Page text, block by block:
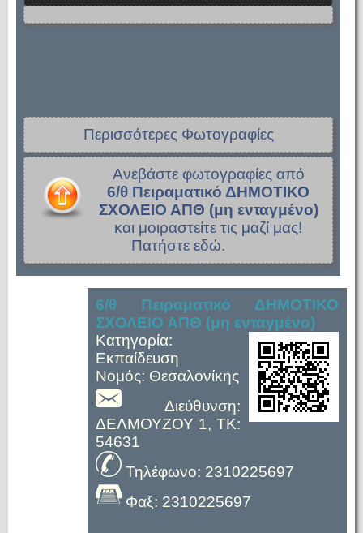
Περισσότερες Φωτογραφίες
Ανεβάστε φωτογραφίες από
6/θ Πειραματικό ΔΗΜΟΤΙΚΟ
ΣΧΟΛΕΙΟ ΑΠΘ (μη ενταγμένο)
και μοιραστείτε τις μαζί μας!
Πατήστε εδώ.
6/θ Πειραματικό ΔΗΜΟΤΙΚΟ
ΣΧΟΛΕΙΟ ΑΠΘ (μη ενταγμένο)
Κατηγορία:
Εκπαίδευση
Νομός: Θεσαλονίκης
Διεύθυνση:
ΔΕΛΜΟΥΖΟΥ 1, TK:
54631
Τηλέφωνο: 2310225697
Φαξ: 2310225697